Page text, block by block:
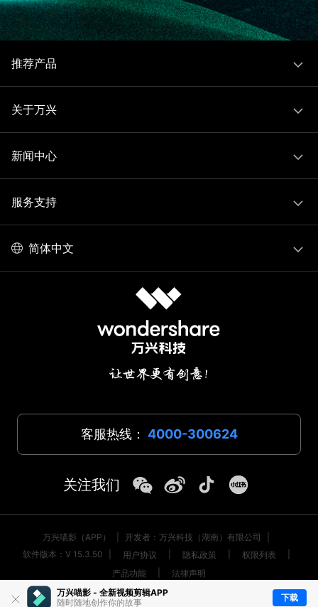
万兴喵影 - 全新视频剪辑APP
随时随地创作你的故事
下载
推荐产品
关于万兴
新闻中心
服务支持
简体中文
客服热线： 4000-300624
关注我们
万兴喵影（APP） 开发者：万兴科技（湖南）有限公司
软件版本：V 15.3.50
用户协议 隐私政策 权限列表
产品功能
法律声明
© 2026万兴科技集团股份有限公司 版权所有 藏ICP备17000062号-2